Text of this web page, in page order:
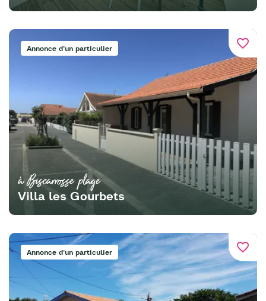
favorite_border
Annonce d'un particulier
à Biscarrosse plage
Villa les Gourbets
favorite_border
Annonce d'un particulier